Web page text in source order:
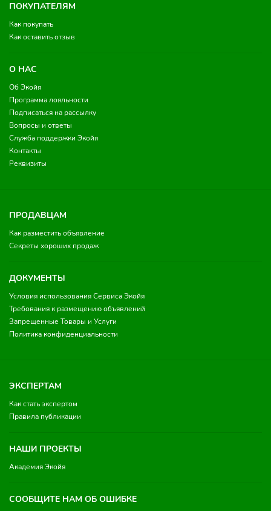
ПОКУПАТЕЛЯМ
Как покупать
Как оставить отзыв
О НАС
Об Экойя
Программа лояльности
Подписаться на рассылку
Вопросы и ответы
Служба поддержки Экойя
Контакты
Реквизиты
ПРОДАВЦАМ
Как разместить объявление
Секреты хороших продаж
ДОКУМЕНТЫ
Условия использования Сервиса Экойя
Требования к размещению объявлений
Запрещенные Товары и Услуги
Политика конфиденциальности
ЭКСПЕРТАМ
Как стать экспертом
Правила публикации
НАШИ ПРОЕКТЫ
Академия Экойя
СООБЩИТЕ НАМ ОБ ОШИБКЕ